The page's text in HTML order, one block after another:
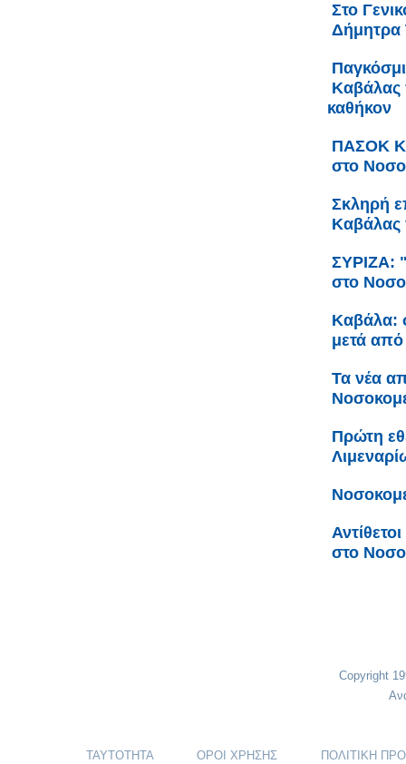
Στο
Δήμητρα
Καβάλας
καθήκον
ΠΑΣΟΚ
στο
Σκληρή
Καβάλας
ΣΥΡΙΖΑ:
στο
Καβάλα:
μετά
Τα νέα
Πρώτη
στο
Copyright
ΤΑΥΤΟΤΗΤΑ ΟΡΟΙ ΧΡΗΣΗΣ ΠΟΛΙΤΙΚΗ